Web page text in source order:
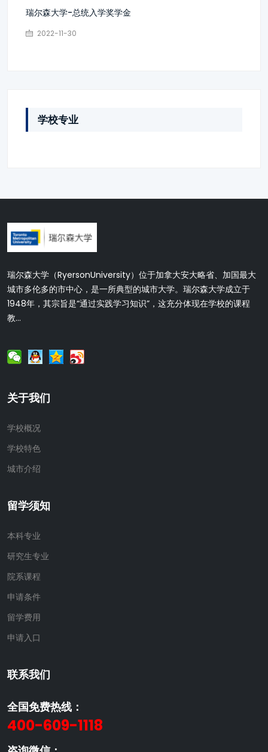
瑞尔森大学-总统入学奖学金
2022-11-30
学校专业
瑞尔森大学（RyersonUniversity）位于加拿大安大略省、加国最大
城市多伦多的市中心，是一所典型的城市大学。瑞尔森大学成立于
1948年，其宗旨是“通过实践学习知识”，这充分体现在学校的课程
教...
关于我们
学校概况
学校特色
城市介绍
留学须知
本科专业
研究生专业
院系课程
申请条件
留学费用
申请入口
联系我们
全国免费热线：
400-609-1118